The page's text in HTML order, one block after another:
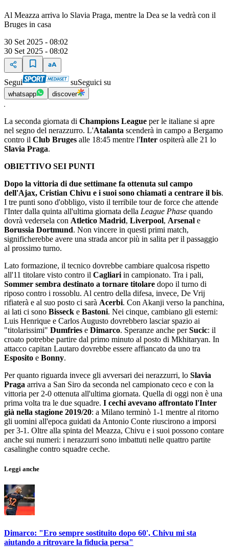
Al Meazza arriva lo Slavia Praga, mentre la Dea se la vedrà con il
Bruges in casa
30 Set 2025 - 08:02
30 Set 2025 - 08:02
Segui suSeguici su
whatsapp discover
La seconda giornata di Champions League per le italiane si apre
nel segno del nerazzurro. L'Atalanta scenderà in campo a Bergamo
contro il Club Bruges alle 18:45 mentre l'Inter ospiterà alle 21 lo
Slavia Praga.
OBIETTIVO SEI PUNTI
Dopo la vittoria di due settimane fa ottenuta sul campo
dell'Ajax, Cristian Chivu e i suoi sono chiamati a centrare il bis.
I tre punti sono d'obbligo, visto il terribile tour de force che attende
l'Inter dalla quinta all'ultima giornata della League Phase quando
dovrà vedersela con Atletico Madrid, Liverpool, Arsenal e
Borussia Dortmund. Non vincere in questi primi match,
significherebbe avere una strada ancor più in salita per il passaggio
al prossimo turno.
Lato formazione, il tecnico dovrebbe cambiare qualcosa rispetto
all'11 titolare visto contro il Cagliari in campionato. Tra i pali,
Sommer sembra destinato a tornare titolare dopo il turno di
riposo contro i rossoblu. Al centro della difesa, invece, De Vrij
rifiaterà e al suo posto ci sarà Acerbi. Con Akanji verso la panchina,
ai lati ci sono Bisseck e Bastoni. Nei cinque, cambiano gli esterni:
Luis Henrique e Carlos Augusto dovrebbero lasciar spazio ai
"titolarissimi" Dumfries e Dimarco. Speranze anche perSucic: il
croato potrebbe partire dal primo minuto al posto di Mkhitaryan. In
attacco capitan Lautaro dovrebbe essere affiancato da uno tra
Esposito e Bonny.
Per quanto riguarda invece gli avversari dei nerazzurri, lo Slavia
Praga arriva a San Siro da seconda nel campionato ceco e con la
vittoria per 2-0 ottenuta all'ultima giornata. Quella di oggi non è una
prima volta tra le due squadre. I cechi avevano affrontato l'Inter
già nella stagione 2019/20: a Milano terminò 1-1 mentre al ritorno
gli uomini all'epoca guidati da Antonio Conte riuscirono a imporsi
per 3-1. Oltre alla spinta del Meazza, Chivu e i suoi possono contare
anche sui numeri: i nerazzurri sono imbattuti nelle quattro partite
casalinghe contro squadre ceche.
Leggi anche
Dimarco: "Ero sempre sostituito dopo 60', Chivu mi sta
aiutando a ritrovare la fiducia persa"